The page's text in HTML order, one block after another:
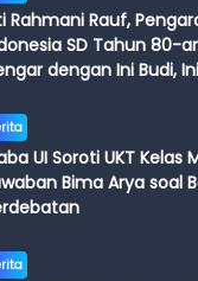
Rahmani Rauf,
SD Tahun 80-
dengan Ini Budi,
UI Soroti UKT Kelas
Bima Arya soal